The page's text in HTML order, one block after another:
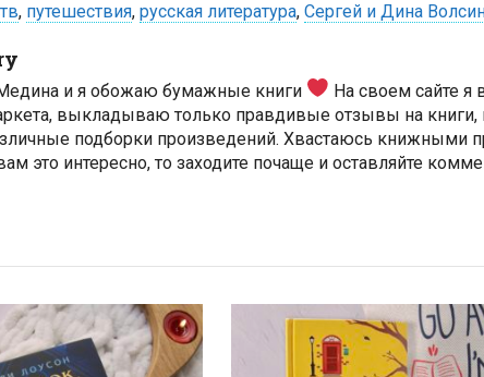
, путешествия, русская литература, Сергей и Дина
и я обожаю бумажные книги
На своем сайте
выкладываю только правдивые отзывы на книги,
подборки произведений. Хвастаюсь книжными
это интересно, то заходите почаще и оставляйте